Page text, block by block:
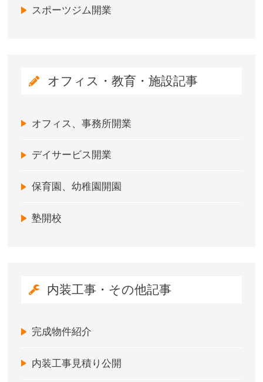
スポーツジム開業
オフィス・教育・施設記事
オフィス、事務所開業
デイサービス開業
保育園、幼稚園開園
塾開校
内装工事・その他記事
完成物件紹介
内装工事見積り公開